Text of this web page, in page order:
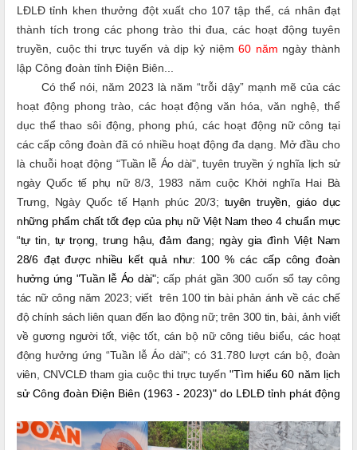
LĐLĐ tỉnh khen thưởng đột xuất cho 107 tập thể, cá nhân đạt
thành tích trong các phong trào thi đua, các hoạt động tuyên
truyền, cuộc thi trực tuyến và dịp kỷ niệm60 năm ngày thành
lập Công đoàn tỉnh Điện Biên...
Có thể nói, năm 2023 là năm “trỗi dậy” mạnh mẽ của các
hoạt động phong trào, các hoạt động văn hóa, văn nghệ, thể
dục thể thao sôi động, phong phú, các hoạt động nữ công tại
các cấp công đoàn đã có nhiều hoạt động đa dạng. Mở đầu cho
là chuỗi hoạt động“Tuần lễ Áo dài", tuyên truyền ý nghĩa lịch sử
ngày Quốc tế phụ nữ 8/3, 1983 năm cuộc Khởi nghĩa Hai Bà
Trưng, Ngày Quốc tế Hạnh phúc 20/3; tuyên truyền, giáo dục
những phẩm chất tốt đẹp của phụ nữ Việt Nam theo 4 chuẩn mực
“tự tin, tự trọng, trung hậu, đảm đang; ngày gia đình Việt Nam
28/6 đạt được nhiều kết quả như: 100 % các cấp công đoàn
hưởng ứng "Tuần lễ Áo dài"; cấp phát gần 300 cuốn sổ tay công
tác nữ công năm 2023; viết trên 100 tin bài phản ánh về các chế
độ chính sách liên quan đến lao động nữ; trên 300 tin, bài, ảnh viết
về gương người tốt, việc tốt, cán bộ nữ công tiêu biểu, các hoạt
động hưởng ứng“Tuần lễ Áo dài"; có 31.780 lượt cán bộ, đoàn
viên, CNVCLĐ tham gia cuộc thi trực tuyến "Tìm hiểu 60 năm lịch
sử Công đoàn Điện Biên (1963 - 2023)" do LĐLĐ tỉnh phát động